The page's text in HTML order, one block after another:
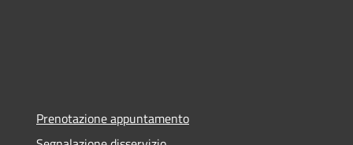
Prenotazione appuntamento